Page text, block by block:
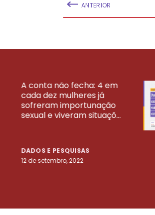
ANTERIOR
A conta não fecha: 4 em
cada dez mulheres já
sofreram importunação
sexual e viveram situaçõ...
DADOS E PESQUISAS
12 de setembro, 2022